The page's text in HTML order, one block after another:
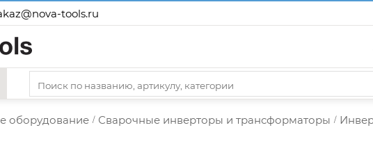
tools.ru
оборудование / Сварочные инверторы и трансформаторы /